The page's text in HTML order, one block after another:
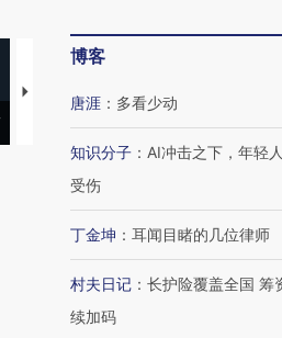
【推广】走进第四届链博
会，让数智科技“链”接产
有意思的生活
博客
唐涯 ： 多看少动
知识分子 ： AI冲击之下，年轻
受伤
丁金坤 ： 耳闻目睹的几位律师
村夫日记 ： 长护险覆盖全国 筹
续加码